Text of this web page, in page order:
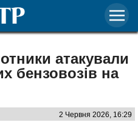
атакували
бензовозів на
2 Червня 2026, 16:29